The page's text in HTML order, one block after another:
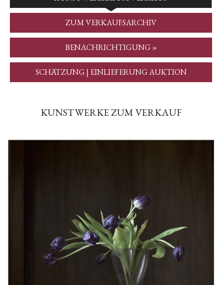
ZUM VERKAUFSARCHIV
BENACHRICHTIGUNG »
SCHÄTZUNG | EINLIEFERUNG AUKTION
KUNSTWERKE ZUM VERKAUF